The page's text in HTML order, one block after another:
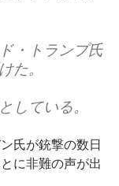
・トランプ氏
た。
している。
氏が銃撃の数日
に非難の声が出